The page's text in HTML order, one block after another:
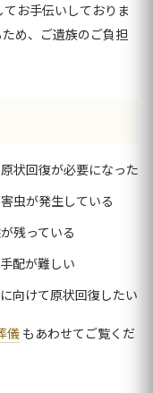
お手伝いしておりま
め、ご遺族のご負担
状回復が必要になった
虫が発生している
残っている
配が難しい
向けて原状回復したい
儀 もあわせてご覧くだ